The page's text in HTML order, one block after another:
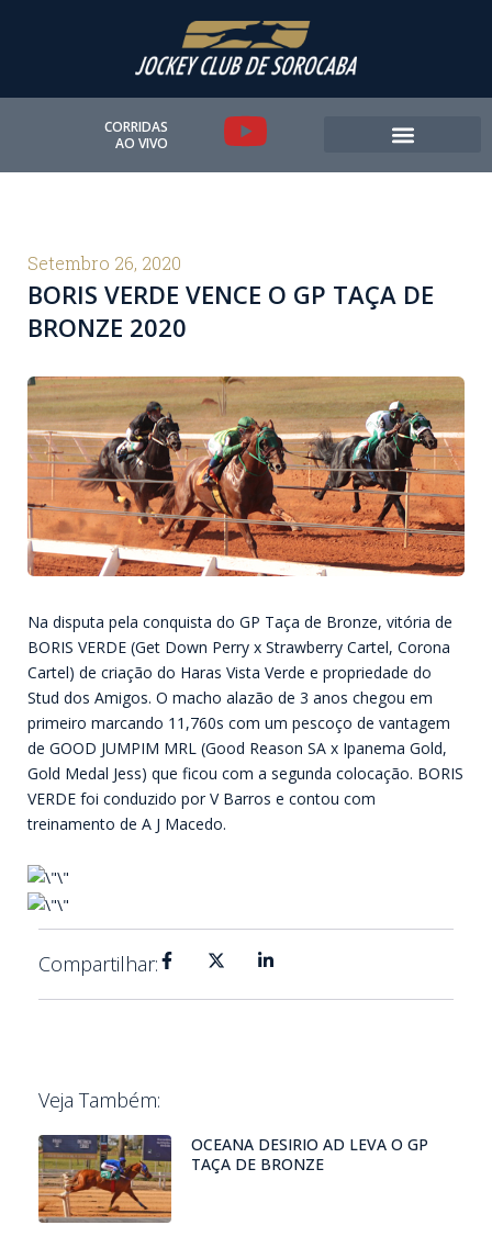
CORRIDAS
AO VIVO
Y
o
u
e
Setembro 26, 2020
BORIS VERDE VENCE O GP TAÇA DE
BRONZE 2020
Na disputa pela conquista do GP Taça de Bronze, vitória de
BORIS VERDE (Get Down Perry x Strawberry Cartel, Corona
Cartel) de criação do Haras Vista Verde e propriedade do
Stud dos Amigos. O macho alazão de 3 anos chegou em
primeiro marcando 11,760s com um pescoço de vantagem
de GOOD JUMPIM MRL (Good Reason SA x Ipanema Gold,
Gold Medal Jess) que ficou com a segunda colocação. BORIS
VERDE foi conduzido por V Barros e contou com
treinamento de A J Macedo.
Compartilhar:
Veja Também:
OCEANA DESIRIO AD LEVA O GP
TAÇA DE BRONZE